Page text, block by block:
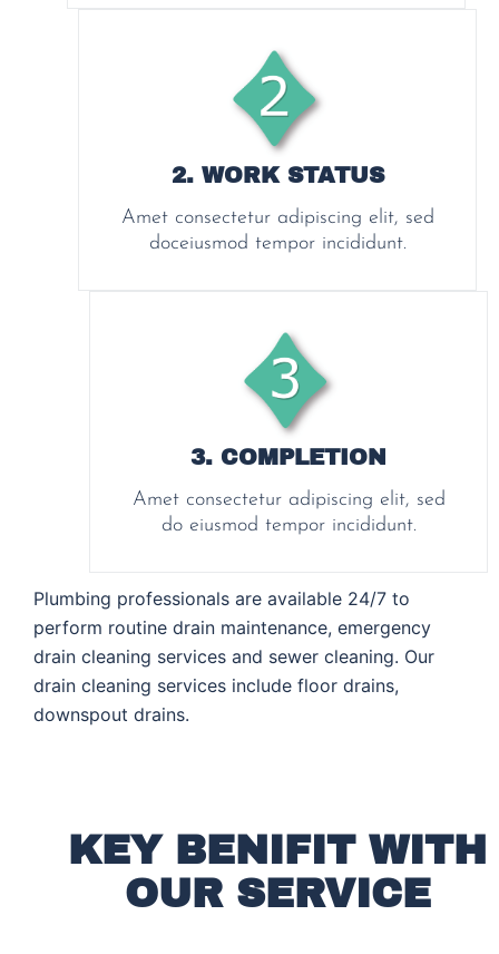
2. WORK STATUS
Amet consectetur adipiscing elit, sed
doceiusmod tempor incididunt.
3. COMPLETION
Amet consectetur adipiscing elit, sed
do eiusmod tempor incididunt.
Plumbing professionals are available 24/7 to
perform routine drain maintenance, emergency
drain cleaning services and sewer cleaning. Our
drain cleaning services include floor drains,
downspout drains.
KEY BENIFIT WITH
OUR SERVICE